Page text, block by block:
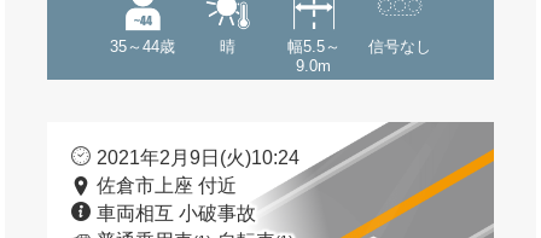
35～44歳 晴
幅5.5～
9.0m
信号なし
2021年2月9日(火)10:24
佐倉市上座 付近
車両相互 小破事故